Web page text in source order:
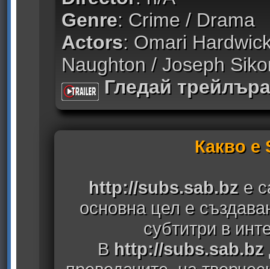
Genre: Crime / Drama
Actors: Omari
Naughton / Joseph
Гледай трейлъра
Какво е
http://subs.sab.bz е
основна цел е
субтитри в
В http://subs.sab.bz